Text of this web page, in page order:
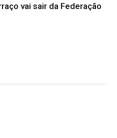
vai sair da Federação